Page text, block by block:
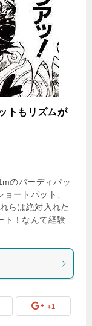
トもリズムが
のバーディパッ
ートパット、
らは絶対入れた
ト！なんて経験
+1